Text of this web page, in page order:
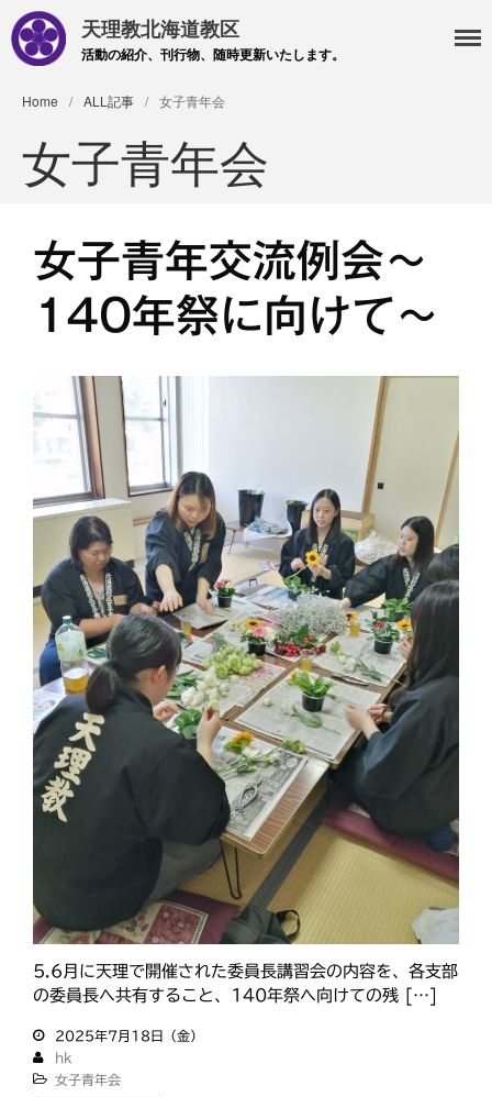
・布教部
・災救隊
・基礎講座
・記事投稿 社友ページ
・北海道教区報
最近の投稿
教区報623号 2026年8月号
2026年8月 教区長あいさつ
教区合唱団 コーラスフェステ
ィバルに出演
天塩支部 おつとめ総会
札幌東支部・婦人会合同総会
カテゴリー
タグ
meets あいさつ
天理教北海道教区
活動の紹介、刊行物、随時更新いたします。
Home / ALL記事 / 女子青年会
女子青年会
女子青年交流例会〜
140年祭に向けて〜
5.6月に天理で開催された委員長講習会の内容を、各支部
の委員長へ共有すること、140年祭へ向けての残 […]
2025年7月18日（金）
hk
女子青年会